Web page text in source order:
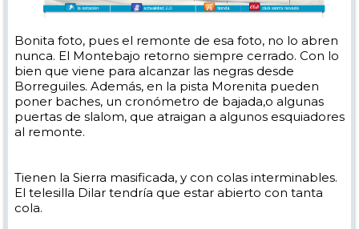
Bonita foto, pues el remonte de esa foto, no lo abren
nunca. El Montebajo retorno siempre cerrado. Con lo
bien que viene para alcanzar las negras desde
Borreguiles. Además, en la pista Morenita pueden
poner baches, un cronómetro de bajada,o algunas
puertas de slalom, que atraigan a algunos esquiadores
al remonte.
Tienen la Sierra masificada, y con colas interminables.
El telesilla Dilar tendría que estar abierto con tanta
cola.